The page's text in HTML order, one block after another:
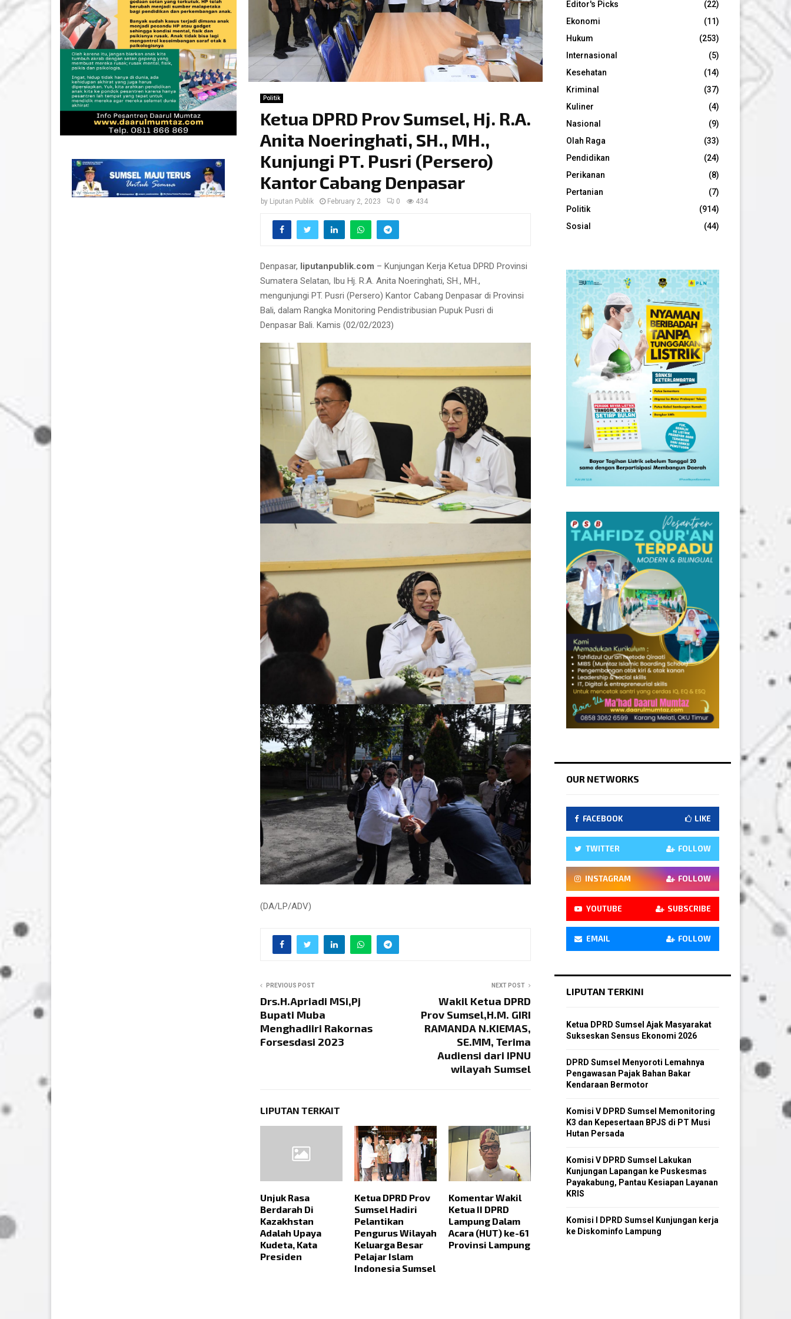
Politik
Ketua DPRD Prov Sumsel, Hj. R.A.
Anita Noeringhati, SH., MH.,
Kunjungi PT. Pusri (Persero)
Kantor Cabang Denpasar
by Liputan Publik February 2, 2023 0 434
Denpasar, liputanpublik.com – Kunjungan Kerja Ketua DPRD Provinsi
Sumatera Selatan, Ibu Hj. R.A. Anita Noeringhati, SH., MH.,
mengunjungi PT. Pusri (Persero) Kantor Cabang Denpasar di Provinsi
Bali, dalam Rangka Monitoring Pendistribusian Pupuk Pusri di
Denpasar Bali. Kamis (02/02/2023)
(DA/LP/ADV)
PREVIOUS POST
Drs.H.Apriadi MSi,Pj
Bupati Muba
Menghadiiri Rakornas
Forsesdasi 2023
NEXT POST
Wakil Ketua DPRD
Prov Sumsel,H.M. GIRI
RAMANDA N.KIEMAS,
SE.MM, Terima
Audiensi dari IPNU
wilayah Sumsel
LIPUTAN TERKAIT
Unjuk Rasa
Berdarah Di
Kazakhstan
Adalah Upaya
Kudeta, Kata
Presiden
Ketua DPRD Prov
Sumsel Hadiri
Pelantikan
Pengurus Wilayah
Keluarga Besar
Pelajar Islam
Indonesia Sumsel
Komentar Wakil
Ketua II DPRD
Lampung Dalam
Acara (HUT) ke-61
Provinsi Lampung
Editor's Picks
(22)
Ekonomi
(11)
Hukum
(253)
Internasional
(5)
Kesehatan
(14)
Kriminal
(37)
Kuliner
(4)
Nasional
(9)
Olah Raga
(33)
Pendidikan
(24)
Perikanan
(8)
Pertanian
(7)
Politik
(914)
Sosial
(44)
OUR NETWORKS
FACEBOOK LIKE
TWITTER FOLLOW
INSTAGRAM FOLLOW
YOUTUBE SUBSCRIBE
EMAIL FOLLOW
LIPUTAN TERKINI
Ketua DPRD Sumsel Ajak Masyarakat
Sukseskan Sensus Ekonomi 2026
DPRD Sumsel Menyoroti Lemahnya
Pengawasan Pajak Bahan Bakar
Kendaraan Bermotor
Komisi V DPRD Sumsel Memonitoring
K3 dan Kepesertaan BPJS di PT Musi
Hutan Persada
Komisi V DPRD Sumsel Lakukan
Kunjungan Lapangan ke Puskesmas
Payakabung, Pantau Kesiapan Layanan
KRIS
Komisi I DPRD Sumsel Kunjungan kerja
ke Diskominfo Lampung